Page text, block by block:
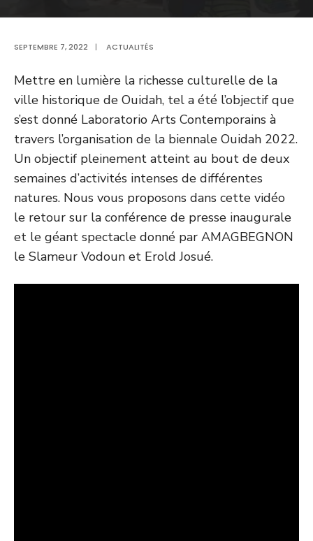
SEPTEMBRE 7, 2022 | ACTUALITÉS
Mettre en lumière la richesse culturelle de la
ville historique de Ouidah, tel a été l’objectif que
s’est donné Laboratorio Arts Contemporains à
travers l’organisation de la biennale Ouidah 2022.
Un objectif pleinement atteint au bout de deux
semaines d’activités intenses de différentes
natures. Nous vous proposons dans cette vidéo
le retour sur la conférence de presse inaugurale
et le géant spectacle donné par AMAGBEGNON
le Slameur Vodoun et Erold Josué.